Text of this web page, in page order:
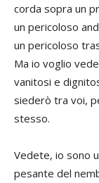
corda sopra un
un pericoloso
un pericoloso
Ma io voglio
vanitosi e
siederò tra voi,
stesso.
Vedete, io sono
pesante del